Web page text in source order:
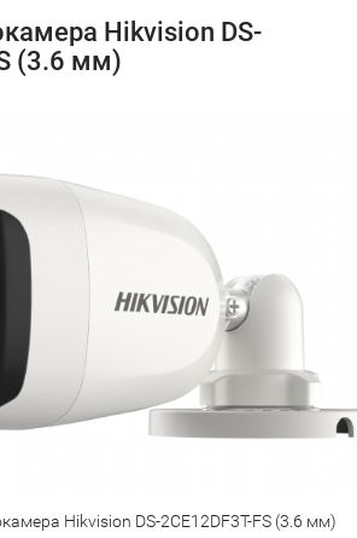
Hikvision DS-
(3.6 мм)
Hikvision DS-2CE12DF3T-FS (3.6 мм)